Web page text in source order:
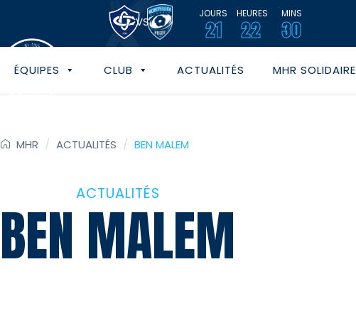
VS
JOURS
21
HEURES
22
MINS
30
ÉQUIPES CLUB ACTUALITÉS MHR SOLIDAIRE
MHR / ACTUALITÉS / BEN MALEM
ACTUALITÉS
BEN MALEM